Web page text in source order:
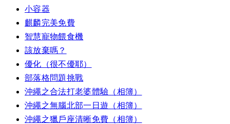
小容器
麒麟完美免費
智慧寵物餵食機
該放棄嗎？
優化（很不優耶）
部落格問題挑戰
沖繩之合法打老婆體驗（相簿）
沖繩之無腦北部一日遊（相簿）
沖繩之獵戶座清晰免費（相簿）